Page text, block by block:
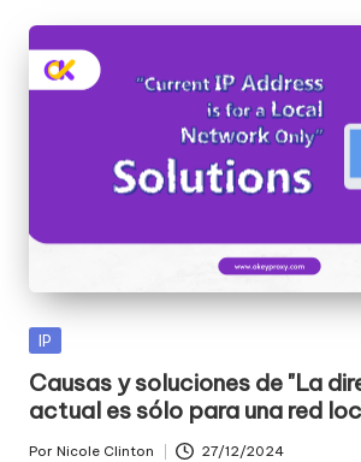
Publicada
IP
Causas y soluciones de "La
actual es sólo para una red
Por Nicole Clinton 27/12/2024